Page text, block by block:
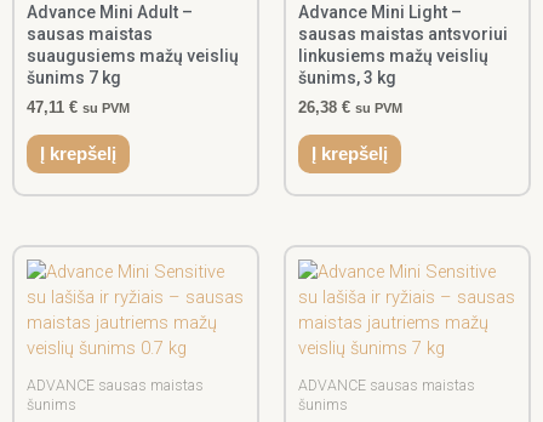
Advance Mini Adult –
sausas maistas
suaugusiems mažų veislių
šunims 7 kg
47,11 € su PVM
Į krepšelį
Advance Mini Light –
sausas maistas antsvoriui
linkusiems mažų veislių
šunims, 3 kg
26,38 € su PVM
Į krepšelį
ADVANCE sausas maistas
šunims
ADVANCE sausas maistas
šunims